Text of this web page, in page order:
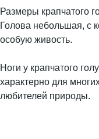
Размеры крапчатого
Голова небольшая, с
особую живость.
Ноги у крапчатого
характерно для
любителей природы.